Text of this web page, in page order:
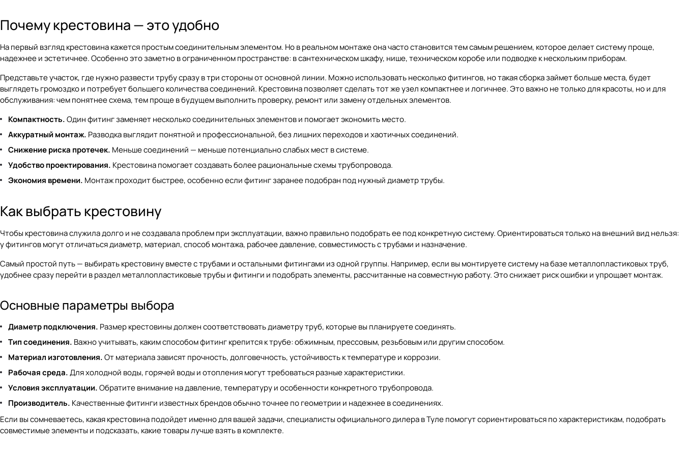
Почему крестовина — это удобно
На первый взгляд крестовина кажется простым соединительным элементом. Но в реальном монтаже она часто становится тем самым решением, которое делает систему проще,
надежнее и эстетичнее. Особенно это заметно в ограниченном пространстве: в сантехническом шкафу, нише, техническом коробе или подводке к нескольким приборам.
Представьте участок, где нужно развести трубу сразу в три стороны от основной линии. Можно использовать несколько фитингов, но такая сборка займет больше места, будет
выглядеть громоздко и потребует большего количества соединений. Крестовина позволяет сделать тот же узел компактнее и логичнее. Это важно не только для красоты, но и для
обслуживания: чем понятнее схема, тем проще в будущем выполнить проверку, ремонт или замену отдельных элементов.
Компактность.Один фитинг заменяет несколько соединительных элементов и помогает экономить место.
Аккуратный монтаж. Разводка выглядит понятной и профессиональной, без лишних переходов и хаотичных соединений.
Снижение риска протечек. Меньше соединений — меньше потенциально слабых мест в системе.
Удобство проектирования. Крестовина помогает создавать более рациональные схемы трубопровода.
Экономия времени. Монтаж проходит быстрее, особенно если фитинг заранее подобран под нужный диаметр трубы.
Как выбрать крестовину
Чтобы крестовина служила долго и не создавала проблем при эксплуатации, важно правильно подобрать ее под конкретную систему. Ориентироваться только на внешний вид нельзя:
у фитингов могут отличаться диаметр, материал, способ монтажа, рабочее давление, совместимость с трубами и назначение.
Самый простой путь — выбирать крестовину вместе с трубами и остальными фитингами из одной группы. Например, если вы монтируете систему на базе металлопластиковых труб,
удобнее сразу перейти в раздел металлопластиковые трубы и фитинги и подобрать элементы, рассчитанные на совместную работу. Это снижает риск ошибки и упрощает монтаж.
Основные параметры выбора
Диаметр подключения. Размер крестовины должен соответствовать диаметру труб, которые вы планируете соединять.
Тип соединения. Важно учитывать, каким способом фитинг крепится к трубе: обжимным, прессовым, резьбовым или другим способом.
Материал изготовления.От материала зависят прочность, долговечность, устойчивость к температуре и коррозии.
Рабочая среда.Для холодной воды, горячей воды и отопления могут требоваться разные характеристики.
Условия эксплуатации.Обратите внимание на давление, температуру и особенности конкретного трубопровода.
Производитель. Качественные фитинги известных брендов обычно точнее по геометрии и надежнее в соединениях.
Если вы сомневаетесь, какая крестовина подойдет именно для вашей задачи, специалистыофициального дилера в Тулепомогут сориентироваться по характеристикам, подобрать
совместимые элементы и подсказать, какие товары лучше взять в комплекте.